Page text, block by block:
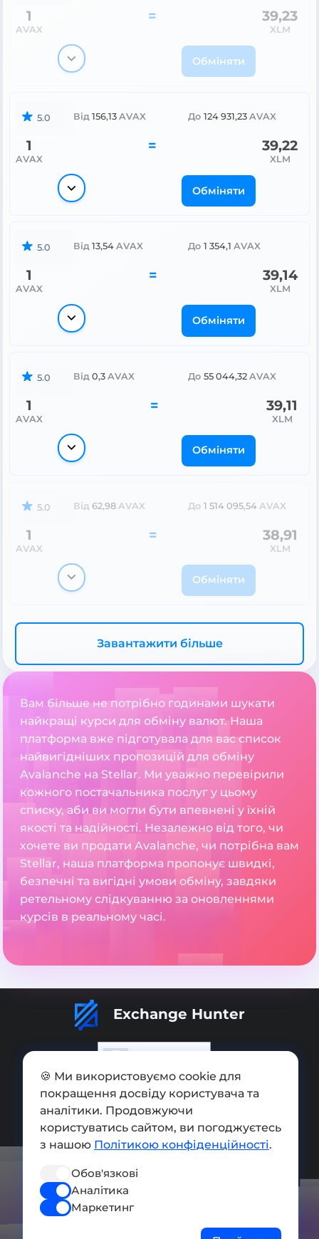
1
AVAX
= 39,23
XLM
Обміняти
5.0 Від 156,13 AVAX До 124 931,23 AVAX
1
AVAX
= 39,22
XLM
Обміняти
5.0 Від 13,54 AVAX До 1 354,1 AVAX
1
AVAX
= 39,14
XLM
Обміняти
5.0 Від 0,3 AVAX До 55 044,32 AVAX
1
AVAX
= 39,11
XLM
Обміняти
5.0 Від 62,98 AVAX До 1 514 095,54 AVAX
1
AVAX
= 38,91
XLM
Обміняти
Завантажити більше
Вам більше не потрібно годинами шукати
найкращі курси для обміну валют. Наша
платформа вже підготувала для вас список
найвигідніших пропозицій для обміну
Avalanche на Stellar. Ми уважно перевірили
кожного постачальника послуг у цьому
списку, аби ви могли бути впевнені у їхній
якості та надійності. Незалежно від того, чи
хочете ви продати Avalanche, чи потрібна вам
Stellar, наша платформа пропонує швидкі,
безпечні та вигідні умови обміну, завдяки
ретельному слідкуванню за оновленнями
курсів в реальному часі.
Exchange Hunter
Додати обмінник
Мапа сайту
Press kit
Умови використання
🍪 Ми використовуємо cookie для
покращення досвіду користувача та
аналітики. Продовжуючи
користуватись сайтом, ви погоджуєтесь
з нашою Політикою конфіденційності.
Обов'язкові
Аналітика
Маркетинг